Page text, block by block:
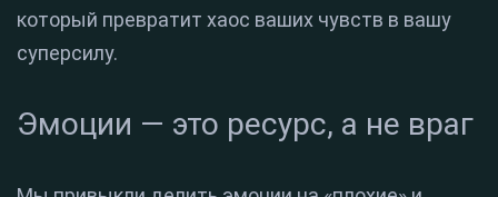
который превратит хаос ваших чувств в вашу
суперсилу.
Эмоции — это ресурс, а не враг